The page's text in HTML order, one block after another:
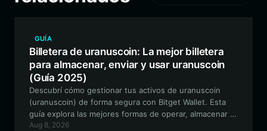
GUÍA
Billetera de uranuscoin: La mejor billetera
para almacenar, enviar y usar uranuscoin
(Guía 2025)
Descubrí cómo gestionar tus activos de uranuscoin
(uranuscoin) de forma segura con Bitget Wallet. Esta
guía explora las mejores formas de operar, almacenar e
interactuar con la comunidad de memes de temática
Aug 8, 2026